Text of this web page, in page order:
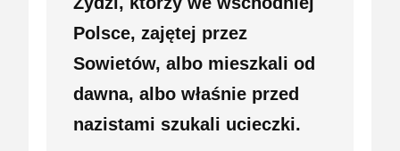
Polsce, zajętej przez
Sowietów, albo mieszkali od
dawna, albo właśnie przed
nazistami szukali ucieczki.